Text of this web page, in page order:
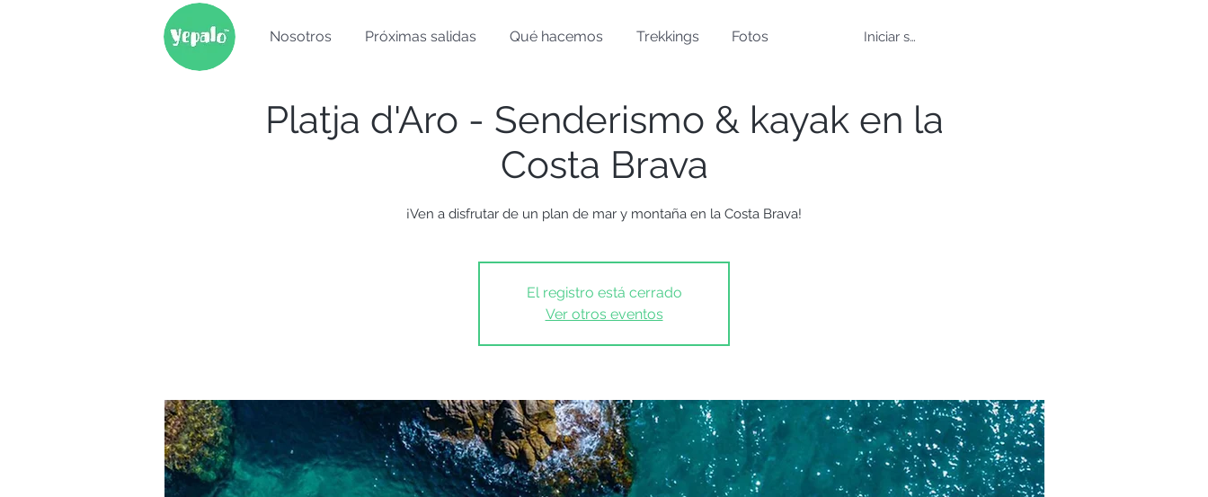
Nosotros Próximas salidas Qué hacemos Trekkings Fotos Iniciar sesión
Platja d'Aro - Senderismo & kayak en la
Costa Brava
¡Ven a disfrutar de un plan de mar y montaña en la Costa Brava!
El registro está cerrado
Ver otros eventos